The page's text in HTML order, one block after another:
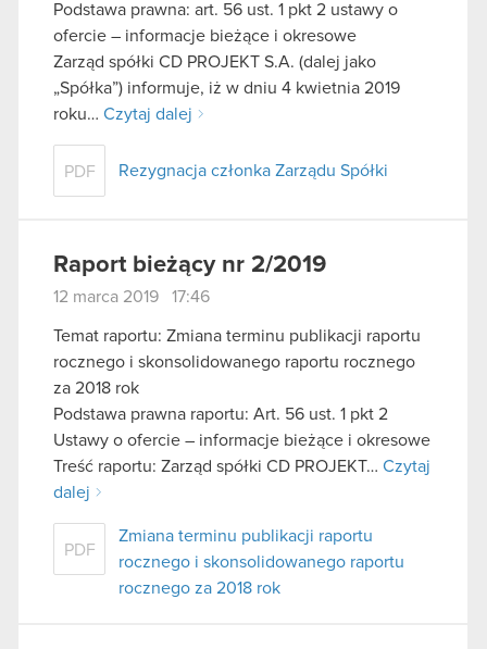
Podstawa prawna: art. 56 ust. 1 pkt 2 ustawy o
ofercie – informacje bieżące i okresowe
Zarząd spółki CD PROJEKT S.A. (dalej jako
„Spółka”) informuje, iż w dniu 4 kwietnia 2019
roku… Czytaj dalej
PDF Rezygnacja członka Zarządu Spółki
Raport bieżący nr 2/2019
12 marca 2019 17:46
Temat raportu: Zmiana terminu publikacji raportu
rocznego i skonsolidowanego raportu rocznego
za 2018 rok
Podstawa prawna raportu: Art. 56 ust. 1 pkt 2
Ustawy o ofercie – informacje bieżące i okresowe
Treść raportu: Zarząd spółki CD PROJEKT… Czytaj
dalej
PDF
Zmiana terminu publikacji raportu
rocznego i skonsolidowanego raportu
rocznego za 2018 rok